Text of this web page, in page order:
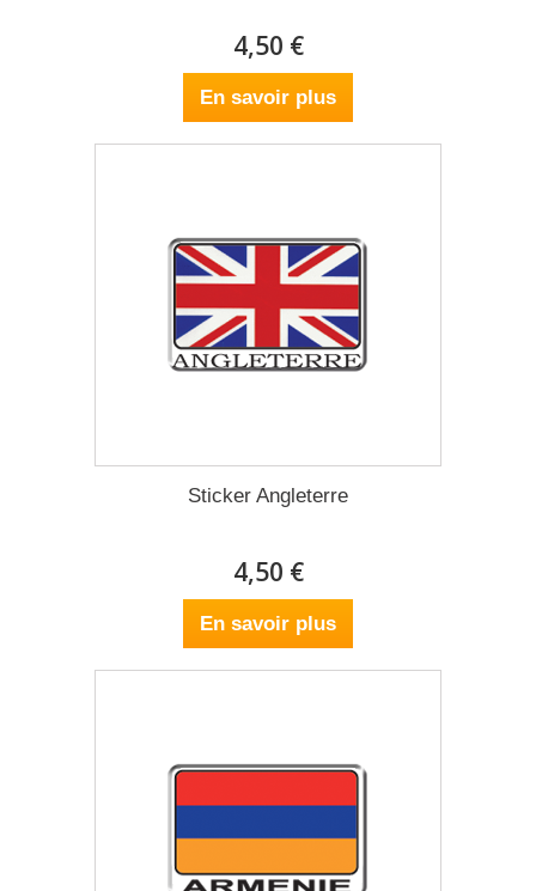
4,50 €
En savoir plus
Sticker Angleterre
4,50 €
En savoir plus